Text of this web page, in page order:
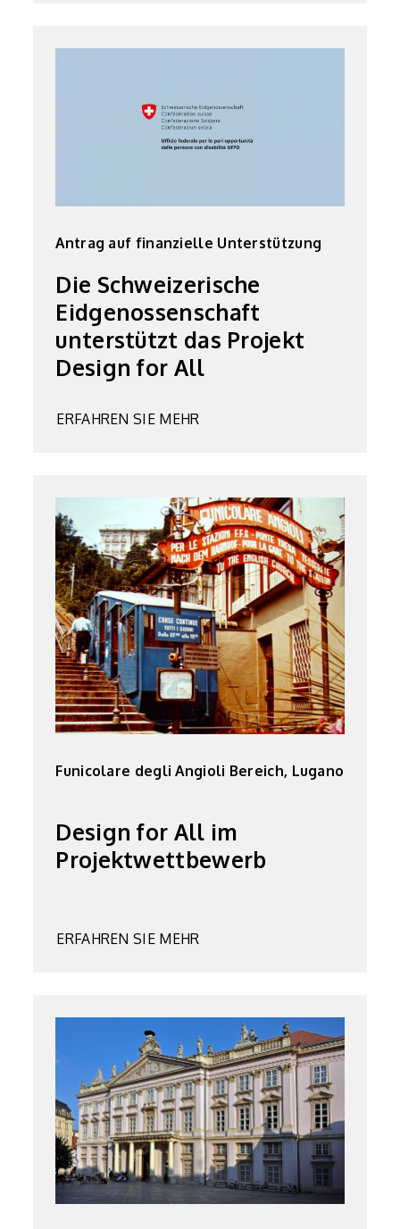
Antrag auf finanzielle Unterstützung
Die Schweizerische
Eidgenossenschaft
unterstützt das Projekt
Design for All
ERFAHREN SIE MEHR
Funicolare degli Angioli Bereich, Lugano
Design for All im
Projektwettbewerb
ERFAHREN SIE MEHR